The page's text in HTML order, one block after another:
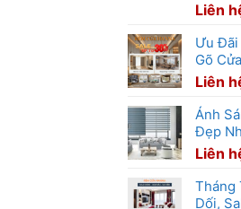
Liên
Ưu
Gõ
Liên
Ánh
Đẹp
Liên
Tháng
Dối,